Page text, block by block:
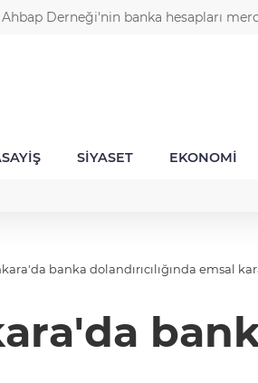
Ahbap Derneği'nin banka hesapları
BGN
28,0626
0,0018
SİYASET EKONOMİ
banka dolandırıcılığında emsal